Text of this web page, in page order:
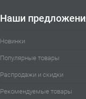
Наши
Новинки
Популярные товары
Распродажи и скидки
Рекомендуемые товары